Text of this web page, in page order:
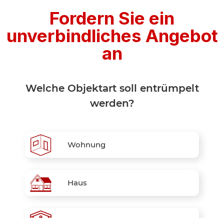
Fordern Sie ein
unverbindliches Angebot
an
Welche Objektart soll entrümpelt
werden?
Wohnung
Haus